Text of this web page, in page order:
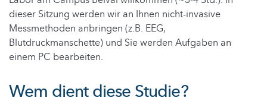
dieser Sitzung werden wir an Ihnen nicht-invasive
Messmethoden anbringen (z.B. EEG,
Blutdruckmanschette) und Sie werden Aufgaben an
einem PC bearbeiten.
Wem dient diese Studie?